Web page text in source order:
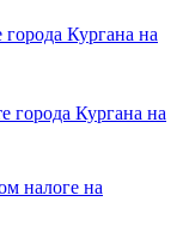
Кургана на
Кургана на
налоге на